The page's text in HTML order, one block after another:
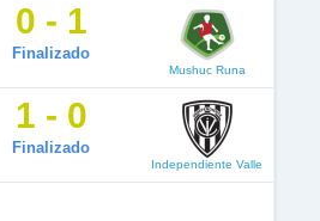
0 - 1
Finalizado
Mushuc Runa
1 - 0
Finalizado
Independiente Valle